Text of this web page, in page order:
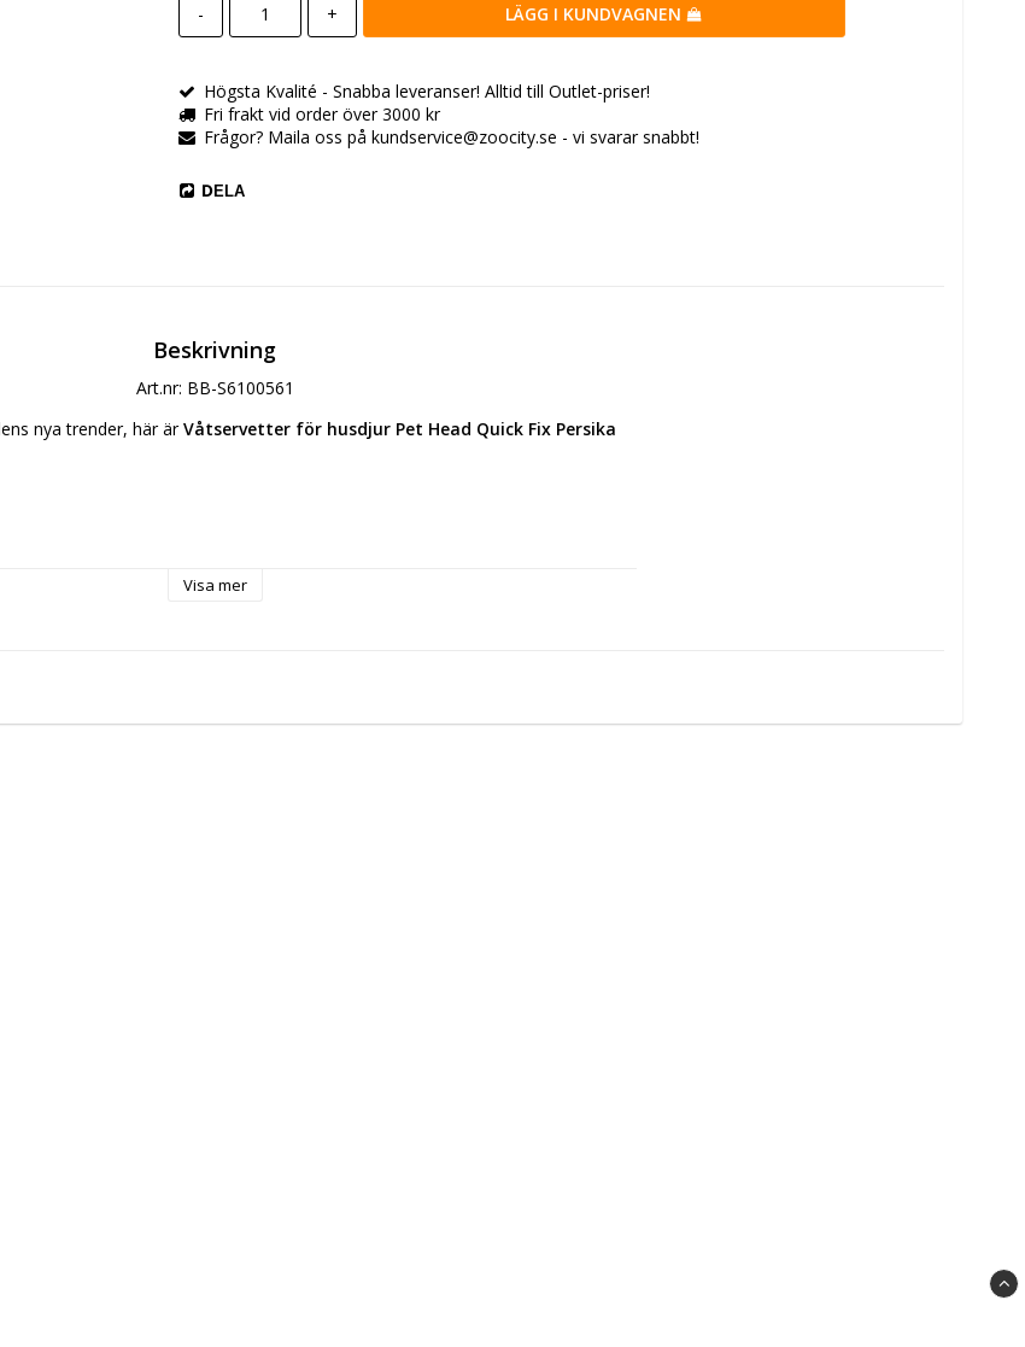
- + LÄGG I KUNDVAGNEN
Högsta Kvalité - Snabba leveranser! Alltid till Outlet-priser!
Fri frakt vid order över 3000 kr
Frågor? Maila oss på kundservice@zoocity.se - vi svarar snabbt!
DELA
Beskrivning
Art.nr: BB-S6100561
nya trender, här är Våtservetter för husdjur Pet Head Quick Fix Persika
Visa mer